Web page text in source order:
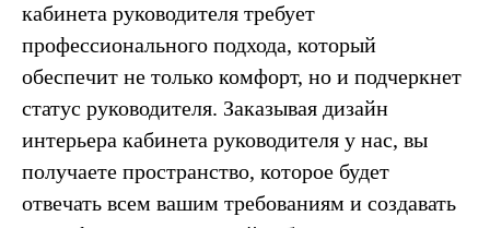
кабинета руководителя требует
профессионального подхода, который
обеспечит не только комфорт, но и подчеркнет
статус руководителя. Заказывая дизайн
интерьера кабинета руководителя у нас, вы
получаете пространство, которое будет
отвечать всем вашим требованиям и создавать